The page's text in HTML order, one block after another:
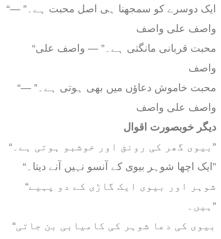
“ایک دوسرے کو سمجھنا ہی اصل محبت ہے۔” —
واصف علی واصف
“محبت قربانی مانگتی ہے۔” — واصف علی
واصف
“محبت خاموش دعاؤں میں بھی ہوتی ہے۔” —
واصف علی واصف
دیگر خوبصورت اقوال
“بیوی گھر کی رونق اور خوشبو ہوتی ہے۔”
“ایک اچھا شوہر بیوی کے آنسو نہیں آنے دیتا۔”
“شوہر اور بیوی ایک گاڑی کے دو پہیے
ہیں۔”
“بیوی کی دعا شوہر کی کامیابی بن جاتی